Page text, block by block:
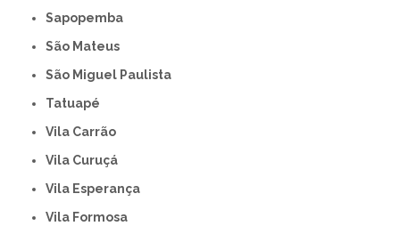
Sapopemba
São Mateus
São Miguel Paulista
Tatuapé
Vila Carrão
Vila Curuçá
Vila Esperança
Vila Formosa